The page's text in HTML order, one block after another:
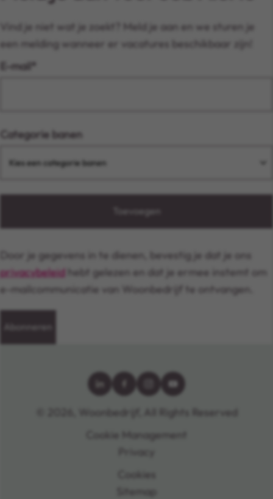
Vind je niet wat je zoekt? Meld je aan en we sturen je
een melding wanneer er vacatures beschikbaar zijn!
E-mail
Categorie banen
Toevoegen
Door je gegevens in te dienen, bevestig je dat je ons
privacybeleid hebt gelezen en dat je ermee instemt om
e-mailcommunicatie van Woonbedrijf te ontvangen.
Abonneren
© 2026, Woonbedrijf, All Rights Reserved
Cookie Management
Privacy
Cookies
Sitemap